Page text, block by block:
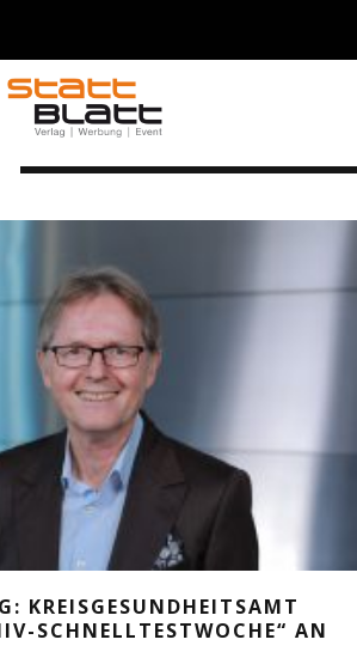
KREISGESUNDHEITSAMT
SCHNELLTESTWOCHE“ AN